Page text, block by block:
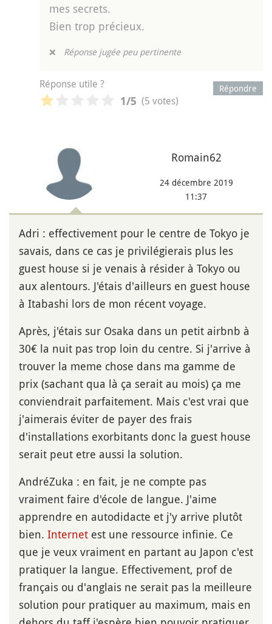
mes secrets.
Bien trop précieux.
❌ Réponse jugée peu pertinente
Répondre
Réponse utile ?
1/5 (5 votes)
Romain62
24 décembre 2019
11:37
Adri : effectivement pour le centre de Tokyo je
savais, dans ce cas je privilégierais plus les
guest house si je venais à résider à Tokyo ou
aux alentours. J'étais d'ailleurs en guest house
à Itabashi lors de mon récent voyage.
Après, j'étais sur Osaka dans un petit airbnb à
30€ la nuit pas trop loin du centre. Si j'arrive à
trouver la meme chose dans ma gamme de
prix (sachant qua là ça serait au mois) ça me
conviendrait parfaitement. Mais c'est vrai que
j'aimerais éviter de payer des frais
d'installations exorbitants donc la guest house
serait peut etre aussi la solution.
AndréZuka : en fait, je ne compte pas
vraiment faire d'école de langue. J'aime
apprendre en autodidacte et j'y arrive plutôt
bien. Internet est une ressource infinie. Ce
que je veux vraiment en partant au Japon c'est
pratiquer la langue. Effectivement, prof de
français ou d'anglais ne serait pas la meilleure
solution pour pratiquer au maximum, mais en